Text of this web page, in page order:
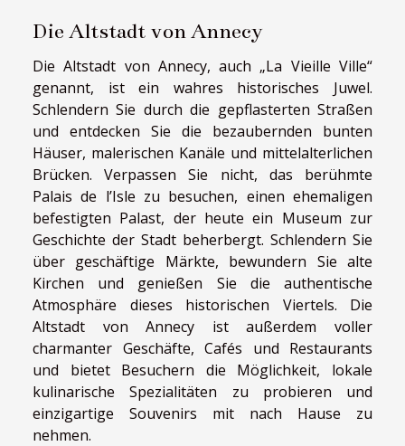
Die Altstadt von Annecy
Die Altstadt von Annecy, auch „La Vieille Ville“
genannt, ist ein wahres historisches Juwel.
Schlendern Sie durch die gepflasterten Straßen
und entdecken Sie die bezaubernden bunten
Häuser, malerischen Kanäle und mittelalterlichen
Brücken. Verpassen Sie nicht, das berühmte
Palais de l’Isle zu besuchen, einen ehemaligen
befestigten Palast, der heute ein Museum zur
Geschichte der Stadt beherbergt. Schlendern Sie
über geschäftige Märkte, bewundern Sie alte
Kirchen und genießen Sie die authentische
Atmosphäre dieses historischen Viertels. Die
Altstadt von Annecy ist außerdem voller
charmanter Geschäfte, Cafés und Restaurants
und bietet Besuchern die Möglichkeit, lokale
kulinarische Spezialitäten zu probieren und
einzigartige Souvenirs mit nach Hause zu
nehmen.